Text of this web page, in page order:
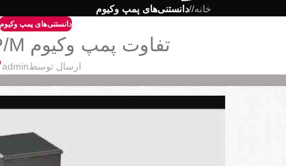
خانه/ دانستنی‌های پمپ وکیوم
دانستنی‌های پمپ وکیوم
تفاوت پمپ وکیوم GP/MباGPK/M
ارسال توسطadmin